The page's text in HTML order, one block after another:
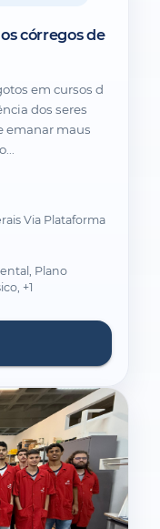
córregos de
em cursos d
dos seres
emanar maus
Via Plataforma
Plano
+1